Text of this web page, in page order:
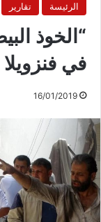
الرئيسة تقارير
“الخوذ
في فنزويلا
16/01/2019